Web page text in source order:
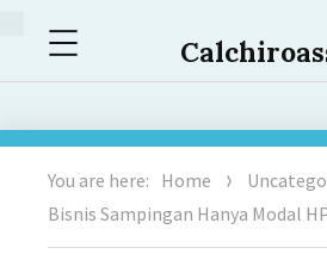
You are here: Home
Bisnis Sampingan Hanya Modal